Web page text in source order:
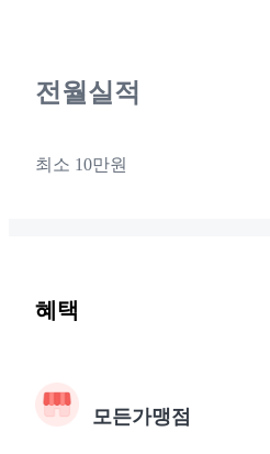
전월실적
최소 10만원
혜택
모든가맹점